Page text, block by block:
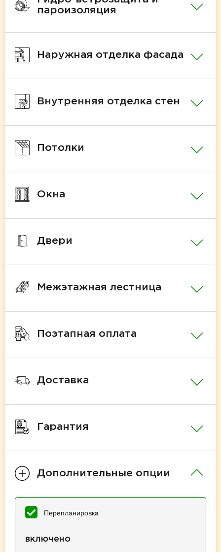
пароизоляция
Наружная отделка фасада
Внутренняя отделка стен
Потолки
Окна
Двери
Межэтажная лестница
Поэтапная оплата
Доставка
Гарантия
Дополнительные опции
Перепланировка
включено